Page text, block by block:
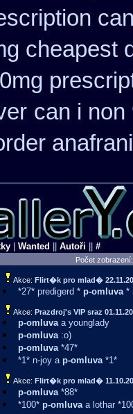
cheapest
can i non
Wanted Autoři #
Počet
Akce: Flirt�k pro mlad�
*27* predigerd * p-omluva*
Akce: Prazdroj's VIP sraz
p-omluvaa younglady
p-omluva:o)
p-omluva*47*
*1* n-joy a p-omluva*1*
Akce: Flirt�k pro mlad�
p-omluva*88*
*100* p-omluvaa lothar